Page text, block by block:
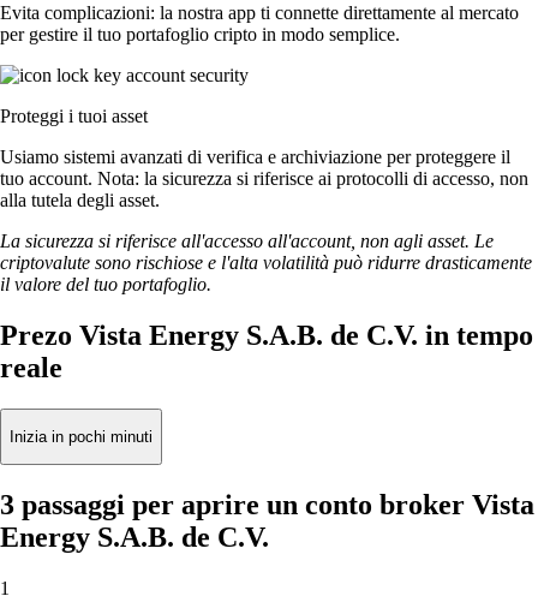
Evita complicazioni: la nostra app ti connette direttamente al mercato
per gestire il tuo portafoglio cripto in modo semplice.
Proteggi i tuoi asset
Usiamo sistemi avanzati di verifica e archiviazione per proteggere il
tuo account. Nota: la sicurezza si riferisce ai protocolli di accesso, non
alla tutela degli asset.
La sicurezza si riferisce all'accesso all'account, non agli asset. Le
criptovalute sono rischiose e l'alta volatilità può ridurre drasticamente
il valore del tuo portafoglio.
Prezo Vista Energy S.A.B. de C.V. in tempo
reale
Inizia in pochi minuti
3 passaggi per aprire un conto broker Vista
Energy S.A.B. de C.V.
1